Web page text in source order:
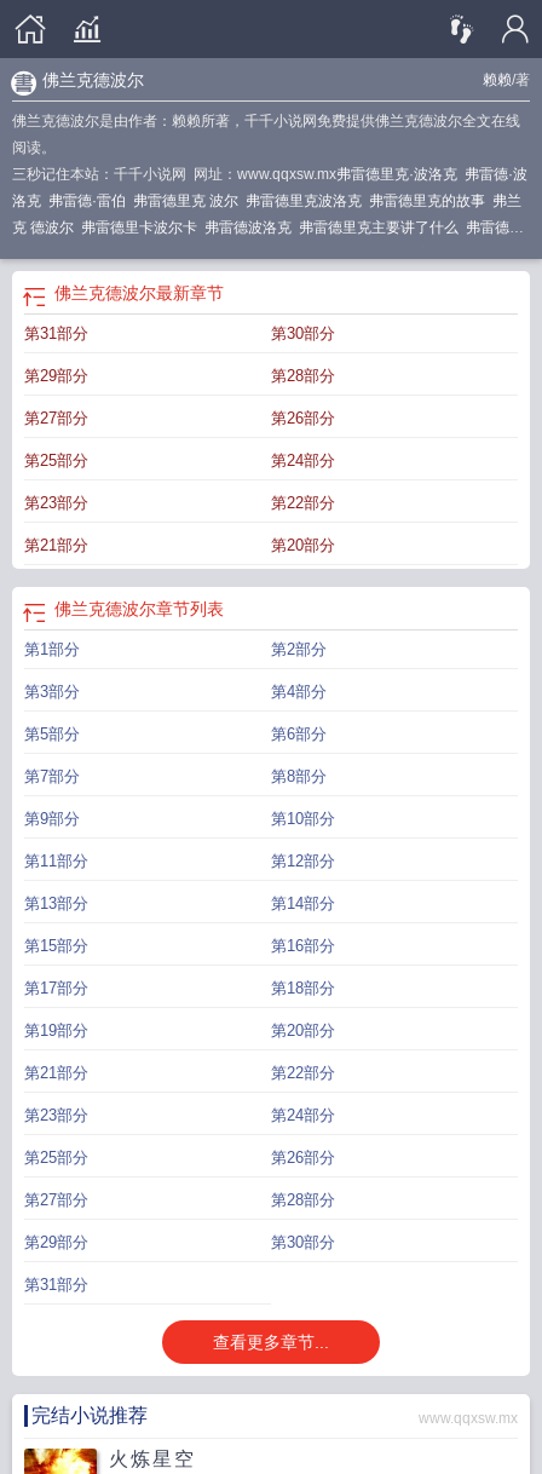
赖赖/著
佛兰克德波尔
佛兰克德波尔是由作者：赖赖所著，千千小说网免费提供佛兰克德波尔全文在线
阅读。
三秒记住本站：千千小说网 网址：www.qqxsw.mx弗雷德里克·波洛克 弗雷德·波
洛克 弗雷德·雷伯 弗雷德里克 波尔 弗雷德里克波洛克 弗雷德里克的故事 弗兰
克 德波尔 弗雷德里卡波尔卡 弗雷德波洛克 弗雷德里克主要讲了什么 弗雷德里
佛雷德里克波尔 弗雷德里克波洛克简介
佛兰克德波尔最新章节
第31部分 第30部分
第29部分 第28部分
第27部分 第26部分
第25部分 第24部分
第23部分 第22部分
第21部分 第20部分
佛兰克德波尔章节列表
第1部分 第2部分
第3部分 第4部分
第5部分 第6部分
第7部分 第8部分
第9部分 第10部分
第11部分 第12部分
第13部分 第14部分
第15部分 第16部分
第17部分 第18部分
第19部分 第20部分
第21部分 第22部分
第23部分 第24部分
第25部分 第26部分
第27部分 第28部分
第29部分 第30部分
第31部分
查看更多章节...
完结小说推荐 www.qqxsw.mx
火炼星空